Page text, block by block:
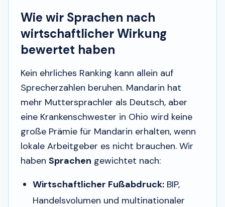
Wie wir Sprachen nach
wirtschaftlicher Wirkung
bewertet haben
Kein ehrliches Ranking kann allein auf
Sprecherzahlen beruhen. Mandarin hat
mehr Muttersprachler als Deutsch, aber
eine Krankenschwester in Ohio wird keine
große Prämie für Mandarin erhalten, wenn
lokale Arbeitgeber es nicht brauchen. Wir
haben Sprachen gewichtet nach:
Wirtschaftlicher Fußabdruck: BIP,
Handelsvolumen und multinationaler